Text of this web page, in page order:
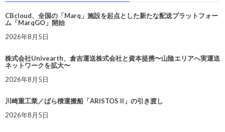
CBcloud、全国の「Marq」施設を起点とした新たな配送プラットフォー
ム「MarqGO」開始
2026年8月5日
株式会社Univearth、倉吉運送株式会社と資本提携〜山陰エリアへ実運送
ネットワークを拡大〜
2026年8月5日
川崎重工業／ばら積運搬船「ARISTOS II」の引き渡し
2026年8月5日